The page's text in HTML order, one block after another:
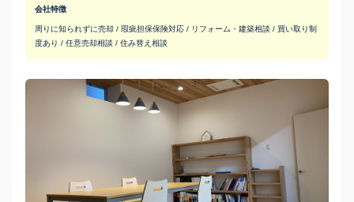
会社特徴
周りに知られずに売却 / 瑕疵担保保険対応 / リフォーム・建築相談 / 買い取り制
度あり / 任意売却相談 / 住み替え相談